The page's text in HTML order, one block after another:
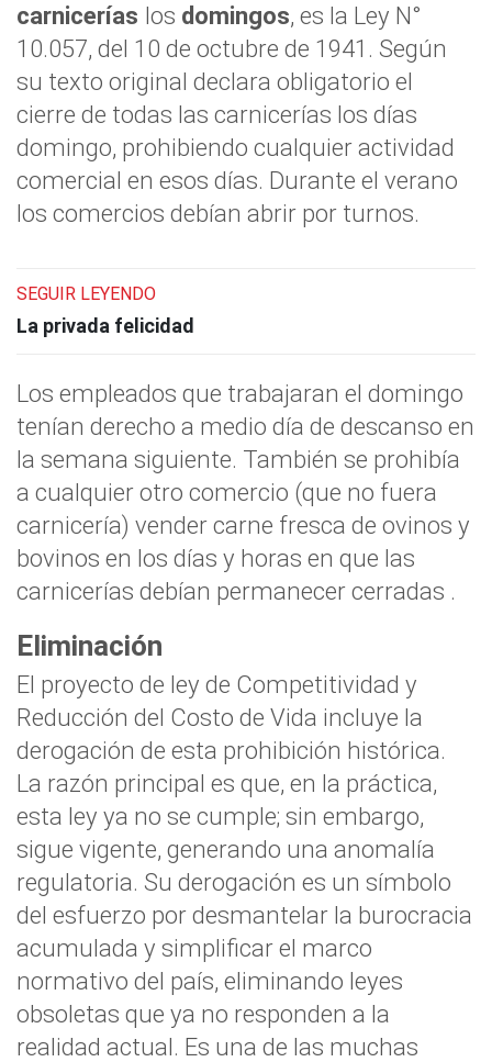
carnicerías los domingos, es la Ley N°
10.057, del 10 de octubre de 1941. Según
su texto original declara obligatorio el
cierre de todas las carnicerías los días
domingo, prohibiendo cualquier actividad
comercial en esos días. Durante el verano
los comercios debían abrir por turnos.
SEGUIR LEYENDO
La privada felicidad
Los empleados que trabajaran el domingo
tenían derecho a medio día de descanso en
la semana siguiente. También se prohibía
a cualquier otro comercio (que no fuera
carnicería) vender carne fresca de ovinos y
bovinos en los días y horas en que las
carnicerías debían permanecer cerradas .
Eliminación
El proyecto de ley de Competitividad y
Reducción del Costo de Vida incluye la
derogación de esta prohibición histórica.
La razón principal es que, en la práctica,
esta ley ya no se cumple; sin embargo,
sigue vigente, generando una anomalía
regulatoria. Su derogación es un símbolo
del esfuerzo por desmantelar la burocracia
acumulada y simplificar el marco
normativo del país, eliminando leyes
obsoletas que ya no responden a la
realidad actual. Es una de las muchas